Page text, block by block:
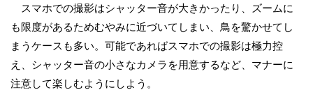
スマホでの撮影はシャッター音が大きかったり、ズームに
も限度があるためむやみに近づいてしまい、鳥を驚かせてし
まうケースも多い。可能であればスマホでの撮影は極力控
え、シャッター音の小さなカメラを用意するなど、マナーに
注意して楽しむようにしよう。